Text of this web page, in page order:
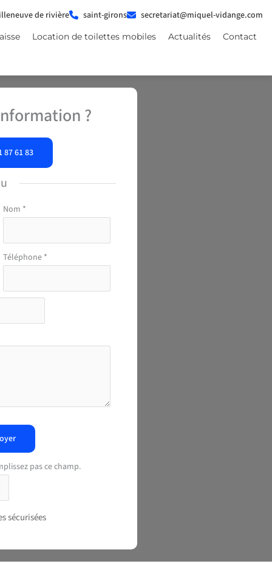
de rivière saint-girons secretariat@miquel-vidange.com
Location de toilettes mobiles Actualités Contact
?
87 61 83
Nom *
Téléphone *
pas ce champ.
sécurisées